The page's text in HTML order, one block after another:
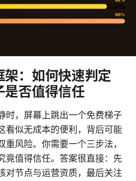
架：如何快速判定
是否值得信任
时，屏幕上跳出一个免费梯子
看似无成本的便利，背后可能
重风险。你需要一个三步法，
竟值得信任。答案很直接：先
对节点与运营资质，最后关注